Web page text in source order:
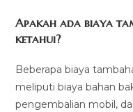
Apakah ada biaya
ketahui?
Beberapa biaya
meliputi biaya bahan
pengembalian mobil,